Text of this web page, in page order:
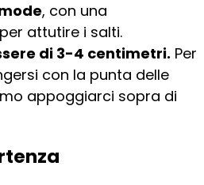
, con una
attutire i salti.
di 3-4 centimetri. Per
con la punta delle
appoggiarci sopra di